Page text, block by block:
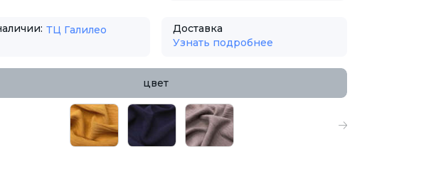
ТЦ Галилео
Доставка
Узнать подробнее
цвет